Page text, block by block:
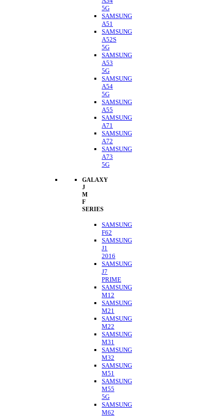
5G
SAMSUNG
A51
SAMSUNG
A52S
5G
SAMSUNG
A53
5G
SAMSUNG
A54
5G
SAMSUNG
A55
SAMSUNG
A71
SAMSUNG
A72
SAMSUNG
A73
5G
GALAXY
J
M
F
SERIES
SAMSUNG
F62
SAMSUNG
J1
2016
SAMSUNG
J7
PRIME
SAMSUNG
M12
SAMSUNG
M21
SAMSUNG
M22
SAMSUNG
M31
SAMSUNG
M32
SAMSUNG
M51
SAMSUNG
M55
5G
SAMSUNG
M62